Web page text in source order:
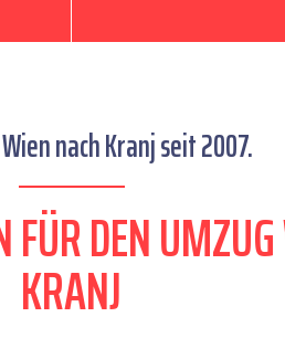
nach Kranj seit 2007.
DEN
KRANJ